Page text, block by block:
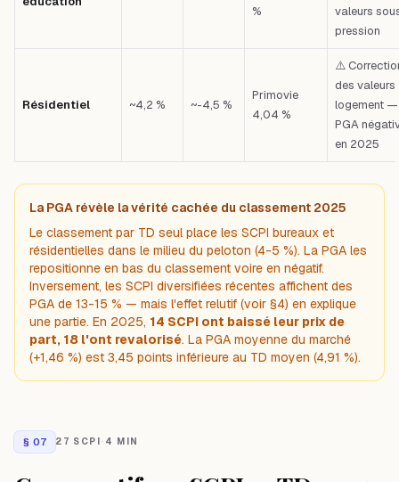
%
valeurs
pression
Résidentiel ~4,2 % ~-4,5 %
Primovie
4,04 %
⚠️
des valeurs
logement —
PGA
en 2025
La PGA révèle la vérité cachée du classement 2025
Le classement par TD seul place les SCPI bureaux et
résidentielles dans le milieu du peloton (4-5 %). La PGA les
repositionne en bas du classement voire en négatif.
Inversement, les SCPI diversifiées récentes affichent des
PGA de 13-15 % — mais l'effet relutif (voir §4) en explique
une partie. En 2025, 14 SCPI ont baissé leur prix de
part, 18 l'ont revalorisé. La PGA moyenne du marché
(+1,46 %) est 3,45 points inférieure au TD moyen (4,91 %).
§ 07 27 SCPI· 4 MIN